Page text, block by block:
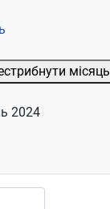
місяць
2024